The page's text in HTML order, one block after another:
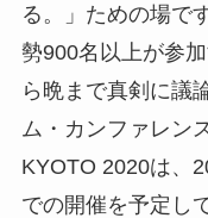
る。」ための場で
勢900名以上が参
ら晩まで真剣に議
ム・カンファレン
KYOTO 2020は、
での開催を予定し